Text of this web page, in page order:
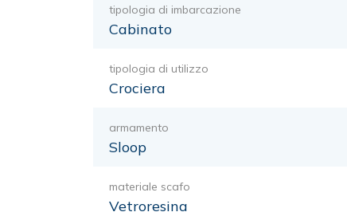
tipologia di imbarcazione
Cabinato
tipologia di utilizzo
Crociera
armamento
Sloop
materiale scafo
Vetroresina